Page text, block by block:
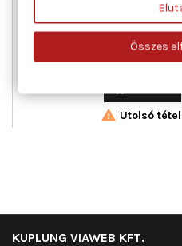
Ajtók száma : 2,
cikk/kiegészítő info :
elektromos,
Ár
32 867 Ft
 Utolsó
KUPLUNG VIAWEB KFT.
Összes